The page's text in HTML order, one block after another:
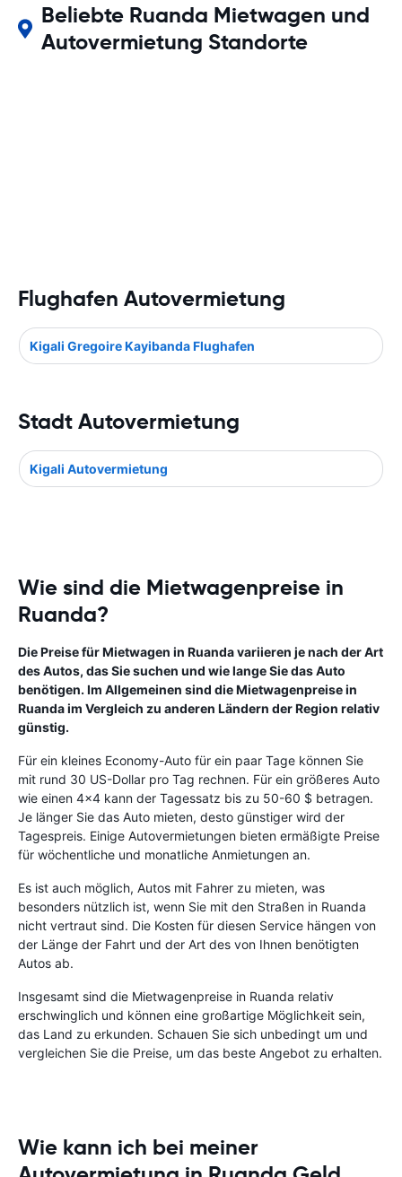
Beliebte Ruanda Mietwagen und
Autovermietung Standorte
Flughafen Autovermietung
Kigali Gregoire Kayibanda Flughafen
Stadt Autovermietung
Kigali Autovermietung
Wie sind die Mietwagenpreise in
Ruanda?
Die Preise für Mietwagen in Ruanda variieren je nach der Art
des Autos, das Sie suchen und wie lange Sie das Auto
benötigen. Im Allgemeinen sind die Mietwagenpreise in
Ruanda im Vergleich zu anderen Ländern der Region relativ
günstig.
Für ein kleines Economy-Auto für ein paar Tage können Sie
mit rund 30 US-Dollar pro Tag rechnen. Für ein größeres Auto
wie einen 4x4 kann der Tagessatz bis zu 50-60 $ betragen.
Je länger Sie das Auto mieten, desto günstiger wird der
Tagespreis. Einige Autovermietungen bieten ermäßigte Preise
für wöchentliche und monatliche Anmietungen an.
Es ist auch möglich, Autos mit Fahrer zu mieten, was
besonders nützlich ist, wenn Sie mit den Straßen in Ruanda
nicht vertraut sind. Die Kosten für diesen Service hängen von
der Länge der Fahrt und der Art des von Ihnen benötigten
Autos ab.
Insgesamt sind die Mietwagenpreise in Ruanda relativ
erschwinglich und können eine großartige Möglichkeit sein,
das Land zu erkunden. Schauen Sie sich unbedingt um und
vergleichen Sie die Preise, um das beste Angebot zu erhalten.
Wie kann ich bei meiner